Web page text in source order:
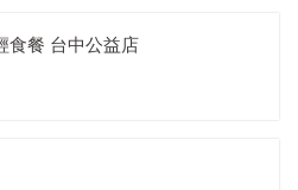
食餐 台中公益店